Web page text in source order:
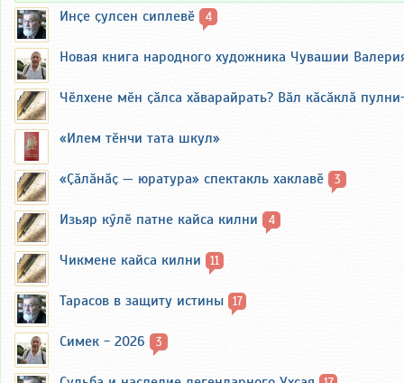
Инҫе ҫулсен сиплевӗ 4
Новая книга народного художника Чувашии
Чӗлхене мӗн ҫӑлса хӑварайрать? Вӑл кӑсӑклӑ
«Илем тӗнчи тата шкул»
«Ҫӑлӑнӑҫ — юратура» спектакль хаклавӗ 3
Изьяр кӳлӗ патне кайса килни 4
Чикмене кайса килни 11
Тарасов в защиту истины 17
Симек - 2026 3